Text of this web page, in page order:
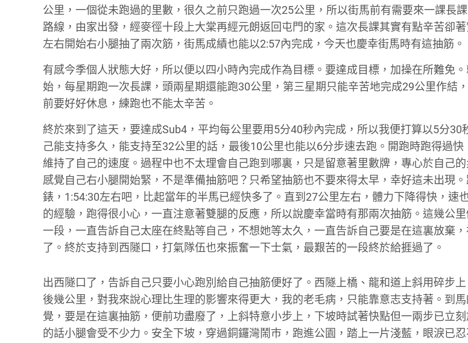
公里，一個從未跑過的里數，很久之前只跑過一次25公里，所以街馬前有需要來一課長
路線，由家出發，經麥徑十段上大棠再經元朗返回屯門的家。這次長課其實有點辛苦卻
左右開始右小腿抽了兩次筋，街馬成績也能以2:57內完成，今天也慶幸街馬時有這抽筋。
有感今季個人狀態大好，所以便以四小時內完成作為目標。要達成目標，加操在所難免
始，每星期跑一次長課，頭兩星期還能跑30公里，第三星期只能辛苦地完成29公里作結
前要好好休息，練跑也不能太辛苦。
終於來到了這天，要達成Sub4，平均每公里要用5分40秒內完成，所以我便打算以5分30
己能支持多久，能支持至32公里的話，最後10公里也能以6分步速去跑。開跑時跑得過快
維持了自己的速度。過程中也不太理會自己跑到哪裏，只是留意著里數牌，專心於自己
感覺自己右小腿開始緊，不是準備抽筋吧？只希望抽筋也不要來得太早，幸好這未出現
錶，1:54:30左右吧，比起當年的半馬已經快多了。直到27公里左右，體力下降得快，速
的經驗，跑得很小心，一直注意著雙腿的反應，所以說慶幸當時有那兩次抽筋。這幾公
一段，一直告訴自己太座在終點等自己，不想她等太久，一直告訴自己要是在這裏放棄
了。終於支持到西隧口，打氣隊伍也來振奮一下士氣，最艱苦的一段終於給捱過了。
出西隧口了，告訴自己只要小心跑別給自己抽筋便好了。西隧上橋、龍和道上斜用碎步
後幾公里，對我來說心理比生理的影響來得更大，我的老毛病，只能靠意志支持著。到
覺，要是在這裏抽筋，便前功盡廢了，上斜特意小步上，下坡時試著快點但一兩步已立
的話小腿會受不少力。安全下坡，穿過銅鑼灣鬧巿，跑進公園，踏上一片淺藍，眼淚已